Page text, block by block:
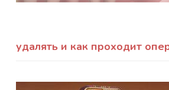
удалять и как проходит